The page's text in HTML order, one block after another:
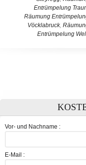
Entrümpelung
Räumung
Vöcklabruck,
Entrümpelung
Vor- und Nachname :
E-Mail :